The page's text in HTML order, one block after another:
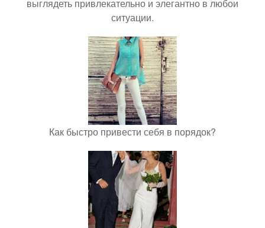
выглядеть привлекательно и элегантно в любои
ситуации.
Как быстро привести себя в порядок?